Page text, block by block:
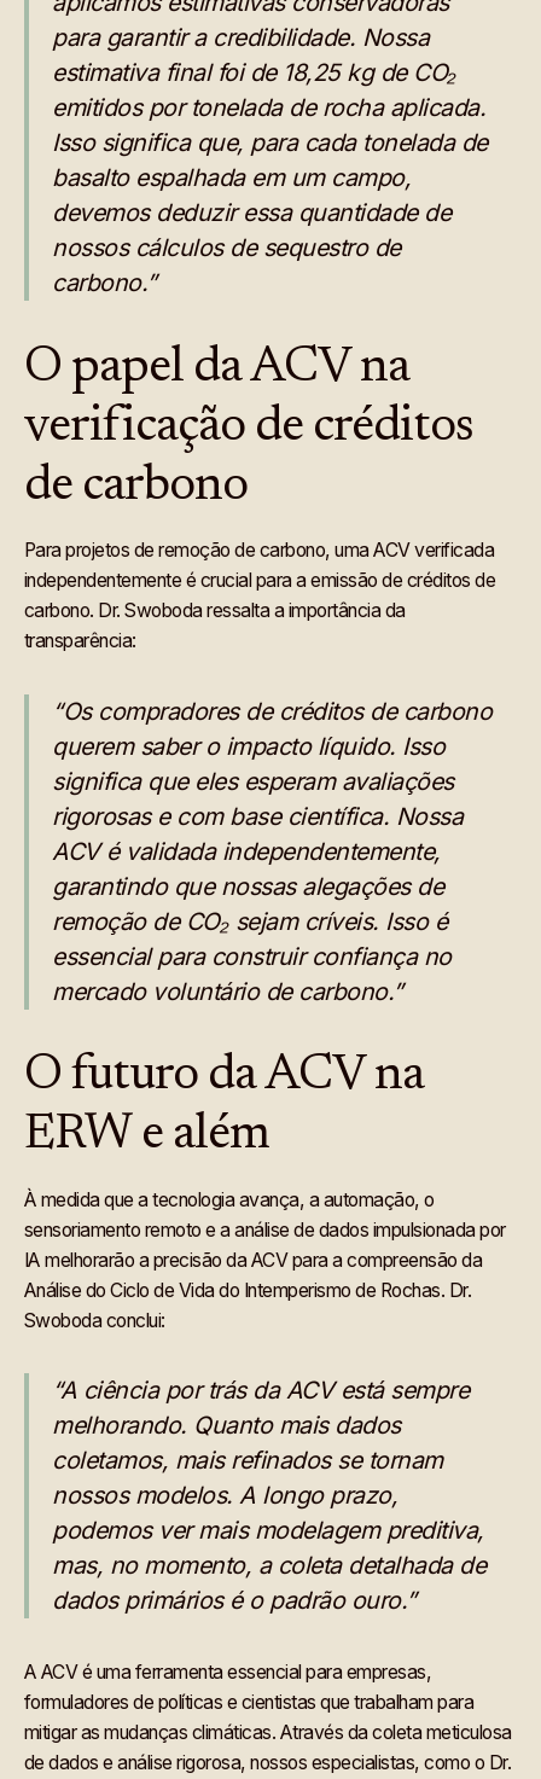
para garantir a credibilidade. Nossa
estimativa final foi de 18,25 kg de CO₂
emitidos por tonelada de rocha aplicada.
Isso significa que, para cada tonelada de
basalto espalhada em um campo,
devemos deduzir essa quantidade de
nossos cálculos de sequestro de
carbono.”
O papel da ACV na
verificação de créditos
de carbono
Para projetos de remoção de carbono, uma ACV verificada
independentemente é crucial para a emissão de créditos de
carbono. Dr. Swoboda ressalta a importância da
transparência:
“Os compradores de créditos de carbono
querem saber o impacto líquido. Isso
significa que eles esperam avaliações
rigorosas e com base científica. Nossa
ACV é validada independentemente,
garantindo que nossas alegações de
remoção de CO₂ sejam críveis. Isso é
essencial para construir confiança no
mercado voluntário de carbono.”
O futuro da ACV na
ERW e além
À medida que a tecnologia avança, a automação, o
sensoriamento remoto e a análise de dados impulsionada por
IA melhorarão a precisão da ACV para a compreensão da
Análise do Ciclo de Vida do Intemperismo de Rochas. Dr.
Swoboda conclui:
“A ciência por trás da ACV está sempre
melhorando. Quanto mais dados
coletamos, mais refinados se tornam
nossos modelos. A longo prazo,
podemos ver mais modelagem preditiva,
mas, no momento, a coleta detalhada de
dados primários é o padrão ouro.”
A ACV é uma ferramenta essencial para empresas,
formuladores de políticas e cientistas que trabalham para
mitigar as mudanças climáticas. Através da coleta meticulosa
de dados e análise rigorosa, nossos especialistas, como o Dr.